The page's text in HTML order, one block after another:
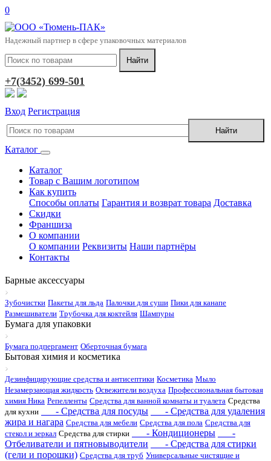
0
Надежный партнер в сфере упаковочных материалов
+7(3452) 699-501
Вход Регистрация
Каталог
Каталог
Товар с Вашим логотипом
Как купить
Способы оплаты Гарантия и возврат товара Доставка
Скидки
Франшиза
О компании
О компании Реквизиты Наши партнёры
Контакты
Барные аксессуары
Зубочистки Пакеты для льда Палочки для суши Пики для канапе
Размешиватели Трубочка для коктейля Шампуры
Бумага для упаковки
Бумага подпергамент Оберточная бумага
Бытовая химия и косметика
Дезинфицирующие средства и антисептики Косметика Мыло
Незамерзающая жидкость Освежители воздуха Профессиональная бытовая
химия Ника Репелленты Средства для ванной комнаты и туалета Средства
для кухни
- Средства для посуды
- Средства для удаления
жира и нагара Средства для мебели Средства для пола Средства для
стекол и зеркал Средства для стирки - Кондиционеры
-
Отбеливатели и пятновыводители
- Средства для стирки
(гели и порошки) Средства для труб Универсальные чистящие и